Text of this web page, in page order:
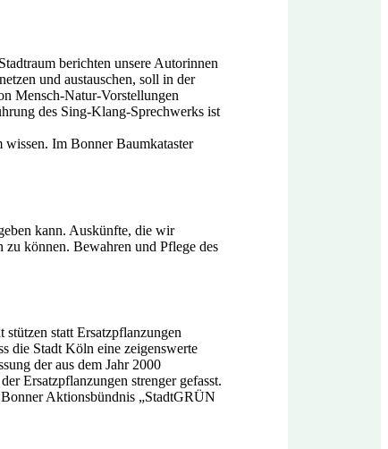
berichten unsere Autorinnen
und austauschen, soll in der
Mensch-Natur-Vorstellungen
des Sing-Klang-Sprechwerks ist
wissen. Im Bonner Baumkataster
kann. Auskünfte, die wir
können. Bewahren und Pflege des
statt Ersatzpflanzungen
die Stadt Köln eine zeigenswerte
der aus dem Jahr 2000
Ersatzpflanzungen strenger gefasst.
Aktionsbündnis „StadtGRÜN